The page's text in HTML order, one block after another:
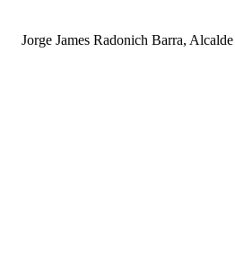
Jorge James Radonich Barra, Alcalde